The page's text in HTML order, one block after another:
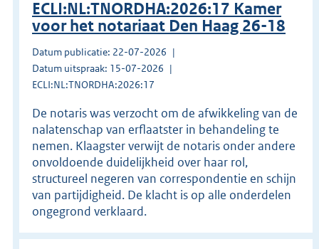
ECLI:NL:TNORDHA:2026:17 Kamer
voor het notariaat Den Haag 26-18
Datum publicatie: 22-07-2026
Datum uitspraak: 15-07-2026
ECLI:NL:TNORDHA:2026:17
De notaris was verzocht om de afwikkeling van de
nalatenschap van erflaatster in behandeling te
nemen. Klaagster verwijt de notaris onder andere
onvoldoende duidelijkheid over haar rol,
structureel negeren van correspondentie en schijn
van partijdigheid. De klacht is op alle onderdelen
ongegrond verklaard.